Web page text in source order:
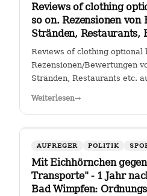
Reviews of clothing
so on. Rezensionen von
Stränden, Restaurants,
Reviews of clothing optional
Rezensionen/Bewertungen
Stränden, Restaurants etc.
Weiterlesen→
AUFREGER POLITIK
Mit Eichhörnchen
Transporte" - 1 Jahr
Bad Wimpfen: